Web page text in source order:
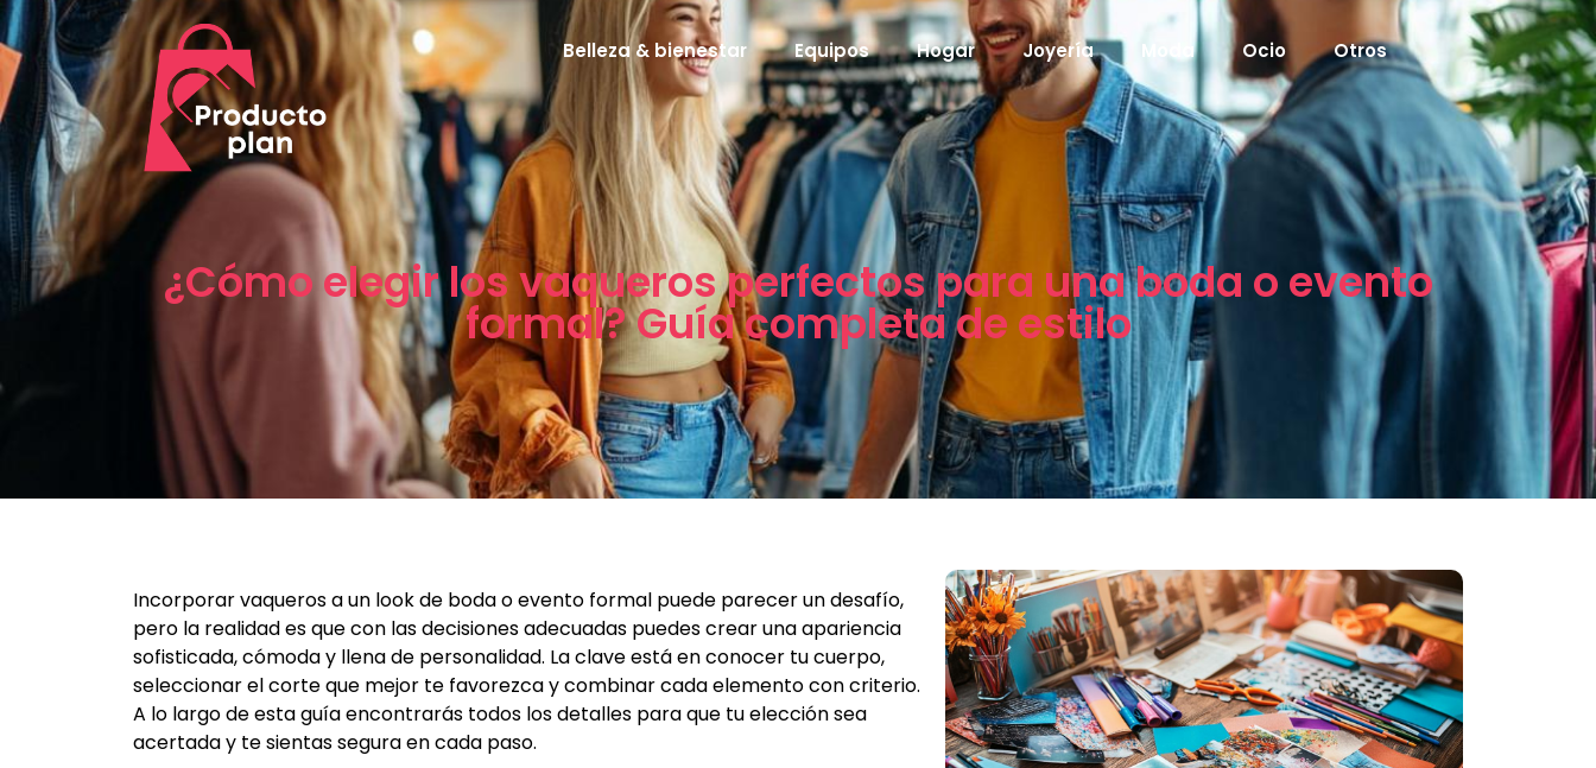
Belleza & bienestar Equipos Hogar Joyería Moda Ocio Otros
¿Cómo elegir los vaqueros perfectos para una boda o evento
formal? Guía completa de estilo
Incorporar vaqueros a un look de boda o evento formal puede parecer un desafío,
pero la realidad es que con las decisiones adecuadas puedes crear una apariencia
sofisticada, cómoda y llena de personalidad. La clave está en conocer tu cuerpo,
seleccionar el corte que mejor te favorezca y combinar cada elemento con criterio.
A lo largo de esta guía encontrarás todos los detalles para que tu elección sea
acertada y te sientas segura en cada paso.